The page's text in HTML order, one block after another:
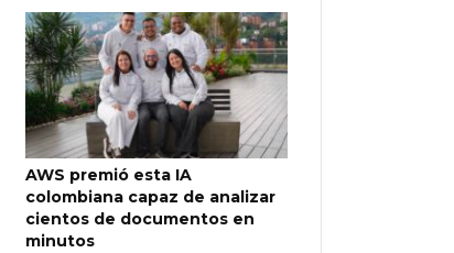
AWS premió esta IA
colombiana capaz de analizar
cientos de documentos en
minutos